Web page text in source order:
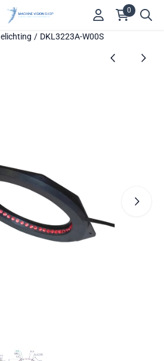
Kies instellingen of sta alle
0
/ DKL3223A-W00S